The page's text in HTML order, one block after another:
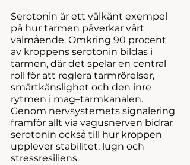
Serotonin är ett välkänt exempel
på hur tarmen påverkar vårt
välmående. Omkring 90 procent
av kroppens serotonin bildas i
tarmen, där det spelar en central
roll för att reglera tarmrörelser,
smärtkänslighet och den inre
rytmen i mag–tarmkanalen.
Genom nervsystemets signalering
framför allt via vagusnerven bidrar
serotonin också till hur kroppen
upplever stabilitet, lugn och
stressresiliens.